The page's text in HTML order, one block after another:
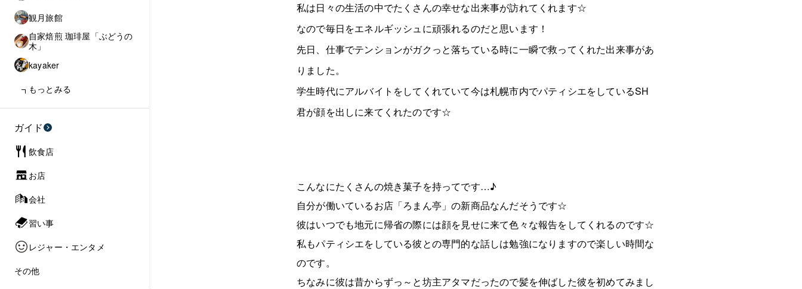
観月旅館
自家焙煎 珈琲屋「ぶどうの
木」
kayaker
もっとみる
ガイド
飲食店
お店
会社
習い事
レジャー・エンタメ
その他
私は日々の生活の中でたくさんの幸せな出来事が訪れてくれます☆
なので毎日をエネルギッシュに頑張れるのだと思います！
先日、仕事でテンションがガクっと落ちている時に一瞬で救ってくれた出来事があ
りました。
学生時代にアルバイトをしてくれていて今は札幌市内でパティシエをしているSH
君が顔を出しに来てくれたのです☆
こんなにたくさんの焼き菓子を持ってです…♪
自分が働いているお店「ろまん亭」の新商品なんだそうです☆
彼はいつでも地元に帰省の際には顔を見せに来て色々な報告をしてくれるのです☆
私もパティシエをしている彼との専門的な話しは勉強になりますので楽しい時間な
のです。
ちなみに彼は昔からずっ～と坊主アタマだったので髪を伸ばした彼を初めてみまし